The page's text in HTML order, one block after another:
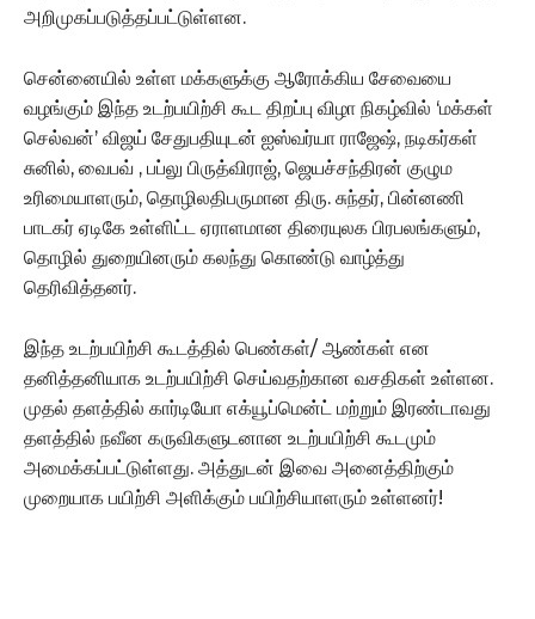
அறிமுகப்படுத்தப்பட்டுள்ளன.
சென்னையில் உள்ள மக்களுக்கு ஆரோக்கிய சேவையை
வழங்கும் இந்த உடற்பயிற்சி கூட திறப்பு விழா நிகழ்வில் ‘மக்கள்
செல்வன்’ விஜய் சேதுபதியுடன் ஐஸ்வர்யா ராஜேஷ், நடிகர்கள்
சுனில், வைபவ் , பப்லு பிருத்விராஜ், ஜெயச்சந்திரன் குழும
உரிமையாளரும், தொழிலதிபருமான திரு. சுந்தர், பின்னணி
பாடகர் ஏடிகே உள்ளிட்ட ஏராளமான திரையுலக பிரபலங்களும்,
தொழில் துறையினரும் கலந்து கொண்டு வாழ்த்து
தெரிவித்தனர்.
இந்த உடற்பயிற்சி கூடத்தில் பெண்கள்/ ஆண்கள் என
தனித்தனியாக உடற்பயிற்சி செய்வதற்கான வசதிகள் உள்ளன.
முதல் தளத்தில் கார்டியோ எக்யூப்மென்ட் மற்றும் இரண்டாவது
தளத்தில் நவீன கருவிகளுடனான உடற்பயிற்சி கூடமும்
அமைக்கப்பட்டுள்ளது. அத்துடன் இவை அனைத்திற்கும்
முறையாக பயிற்சி அளிக்கும் பயிற்சியாளரும் உள்ளனர்!